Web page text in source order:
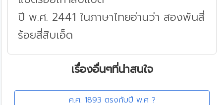
ปี พ.ศ. 2441 ในภาษาไทยอ่านว่า สองพันสี่
ร้อยสี่สิบเอ็ด
เรื่องอื่นๆที่น่าสนใจ
ค.ศ. 1893 ตรงกับปี พ.ศ ?